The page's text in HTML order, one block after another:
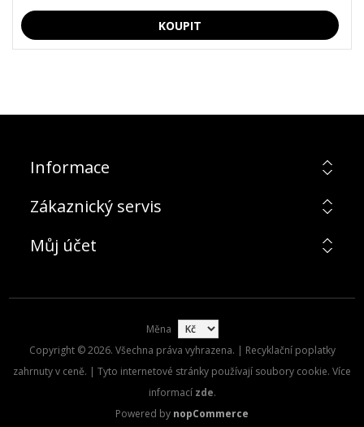
Informace
Zákaznický servis
Můj účet
Měna
Copyright © 2026. Všechna práva vyhrazena. | Recyklační poplatky
zahrnuty v ceně. | Tyto internetové stránky používají soubory cookie. Více
informací zde.
Powered by nopCommerce